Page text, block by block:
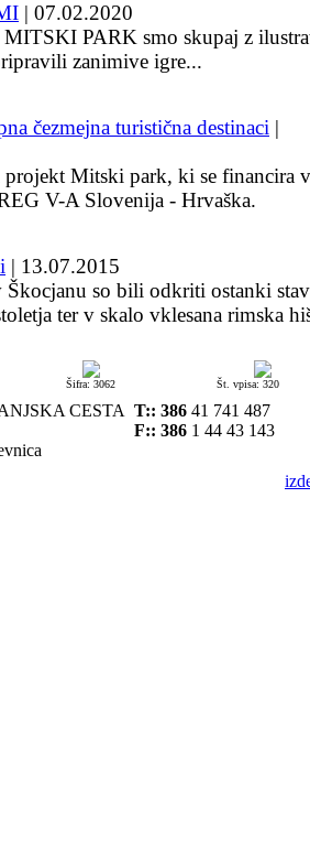
| 07.02.2020
PARK smo skupaj z
zanimive igre...
čezmejna turistična destinaci |
projekt Mitski park, ki se financira
V-A Slovenija - Hrvaška.
| 13.07.2015
Škocjanu so bili odkriti ostanki
ter v skalo vklesana rimska
Šifra: 3062 Št. vpisa: 320
CESTA T:: 386 41 741 487
F:: 386 1 44 43 143